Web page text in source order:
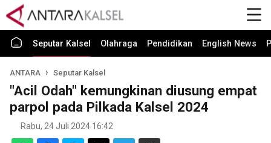
Seputar Kalsel Olahraga Pendidikan English News
ANTARA Seputar Kalsel
"Acil Odah" kemungkinan diusung empat
parpol pada Pilkada Kalsel 2024
Rabu, 24 Juli 2024 16:42